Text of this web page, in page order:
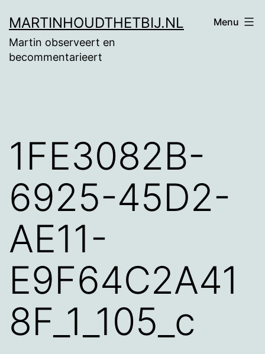
naar
de
MARTINHOUDTHETBIJ.NL
Martin observeert en
becommentarieert
Menu
1FE3082B-
6925-45D2-
AE11-
E9F64C2A41
8F_1_105_c